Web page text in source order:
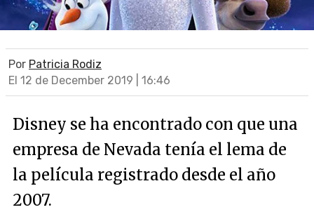
Por Patricia Rodiz
El 12 de December 2019 | 16:46
Disney se ha encontrado con que una
empresa de Nevada tenía el lema de
la película registrado desde el año
2007.